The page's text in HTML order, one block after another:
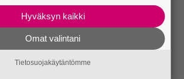
Hyväksyn kaikki
Omat valintani
Tietosuojakäytäntömme